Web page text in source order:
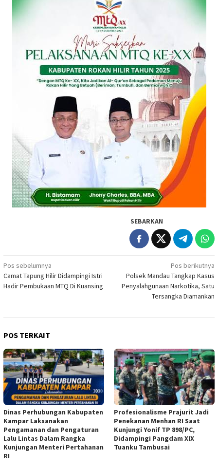
SEBARKAN
Navigasi
pos
Pos sebelumnya
Camat Tapung Hilir Didampingi Istri
Hadir Pembukaan MTQ Di Kuansing
Pos berikutnya
Polsek Mandau Tangkap Kasus
Penyalahgunaan Narkotika, Satu
Tersangka Diamankan
POS TERKAIT
Dinas Perhubungan Kabupaten
Kampar Laksanakan
Pengamanan dan Pengaturan
Lalu Lintas Dalam Rangka
Kunjungan Menteri Pertahanan
RI
Profesionalisme Prajurit Jadi
Penekanan Menhan RI Saat
Kunjungi Yonif TP 898/PC,
Didampingi Pangdam XIX
Tuanku Tambusai